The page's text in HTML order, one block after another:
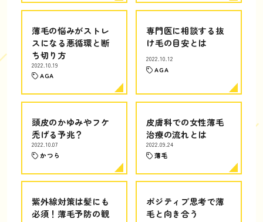
薄毛の悩みがストレ
スになる悪循環と断
ち切り方
2022.10.19
AGA
専門医に相談する抜
け毛の目安とは
2022.10.12
AGA
頭皮のかゆみやフケ
禿げる予兆？
2022.10.07
かつら
皮膚科での女性薄毛
治療の流れとは
2022.09.24
薄毛
紫外線対策は髪にも
必須！薄毛予防の観
ポジティブ思考で薄
毛と向き合う